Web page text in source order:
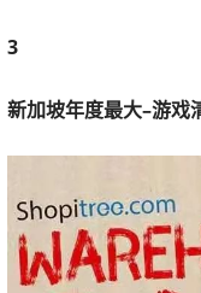
3
新加坡年度最大–游戏